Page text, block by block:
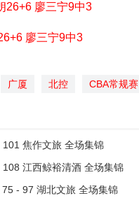
26+6 廖三宁9中3
廖三宁9中3
广厦 北控 CBA常规赛
焦作文旅 全场集锦
江西鲸裕清酒 全场集锦
- 97 湖北文旅 全场集锦